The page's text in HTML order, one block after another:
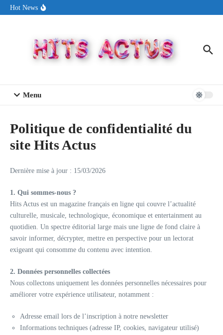
Aller au contenu
Hot News
« New Day »
Menu
Politique de confidentialité du
site Hits Actus
Dernière mise à jour : 15/03/2026
1. Qui sommes-nous ?
Hits Actus est un magazine français en ligne qui couvre l’actualité
culturelle, musicale, technologique, économique et entertainment au
quotidien. Un spectre éditorial large mais une ligne de fond claire à
savoir informer, décrypter, mettre en perspective pour un lectorat
exigeant qui consomme du contenu avec intention.
2. Données personnelles collectées
Nous collectons uniquement les données personnelles nécessaires pour
améliorer votre expérience utilisateur, notamment :
Adresse email lors de l’inscription à notre newsletter
Informations techniques (adresse IP, cookies, navigateur utilisé)